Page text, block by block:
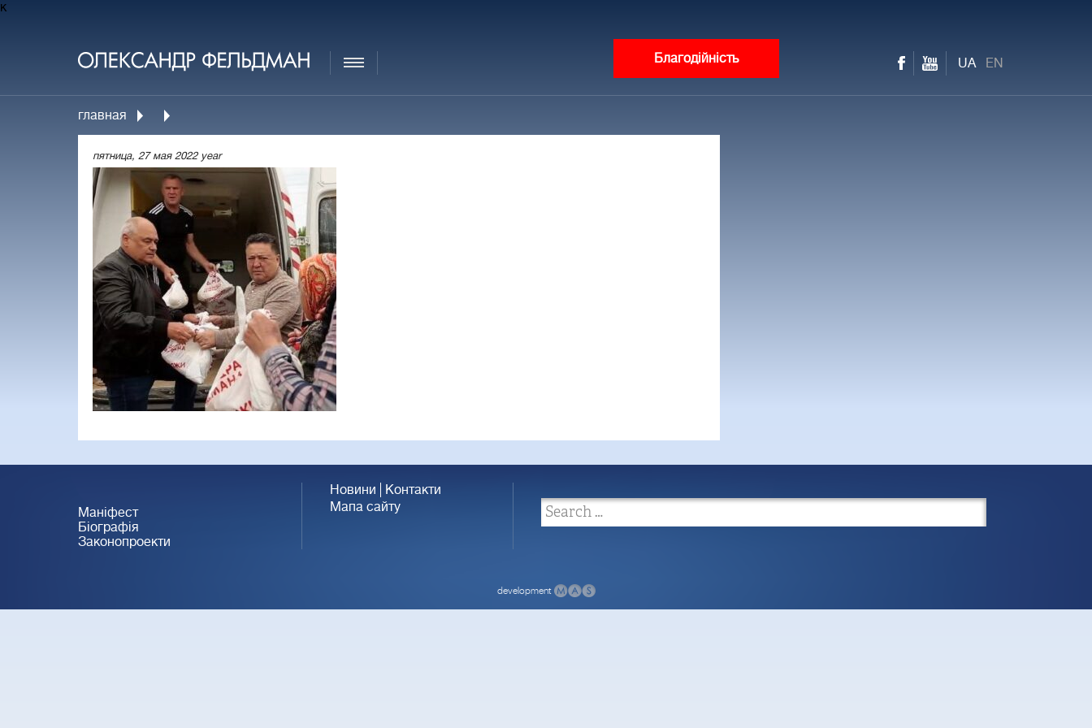
к
Благодійність UA EN
главная
пятница, 27 мая 2022 year
Маніфест
Біографія
Законопроекти
Новини
Контакти
Мапа сайту
development